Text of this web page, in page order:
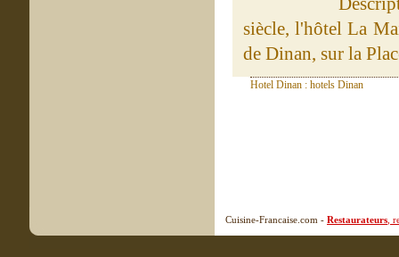
siècle, l'hôtel La
de Dinan, sur la
Hotel Dinan : hotels Dinan
Cuisine-Francaise.com - Restaurateurs ,